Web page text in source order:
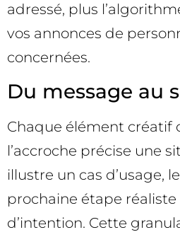
adressé, plus
vos annonces de
concernées.
Du message au
Chaque élément créatif
l’accroche précise une
illustre un cas d’usage,
prochaine étape
d’intention. Cette